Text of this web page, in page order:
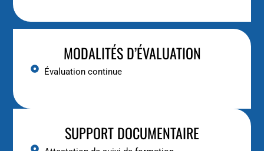
MODALITÉS D’ÉVALUATION
Évaluation continue
SUPPORT DOCUMENTAIRE